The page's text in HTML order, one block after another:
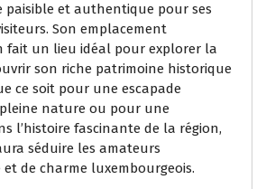
paisible et authentique pour ses
Son emplacement
fait un lieu idéal pour explorer la
son riche patrimoine historique
ce soit pour une escapade
nature ou pour une
l’histoire fascinante de la région,
séduire les amateurs
de charme luxembourgeois.